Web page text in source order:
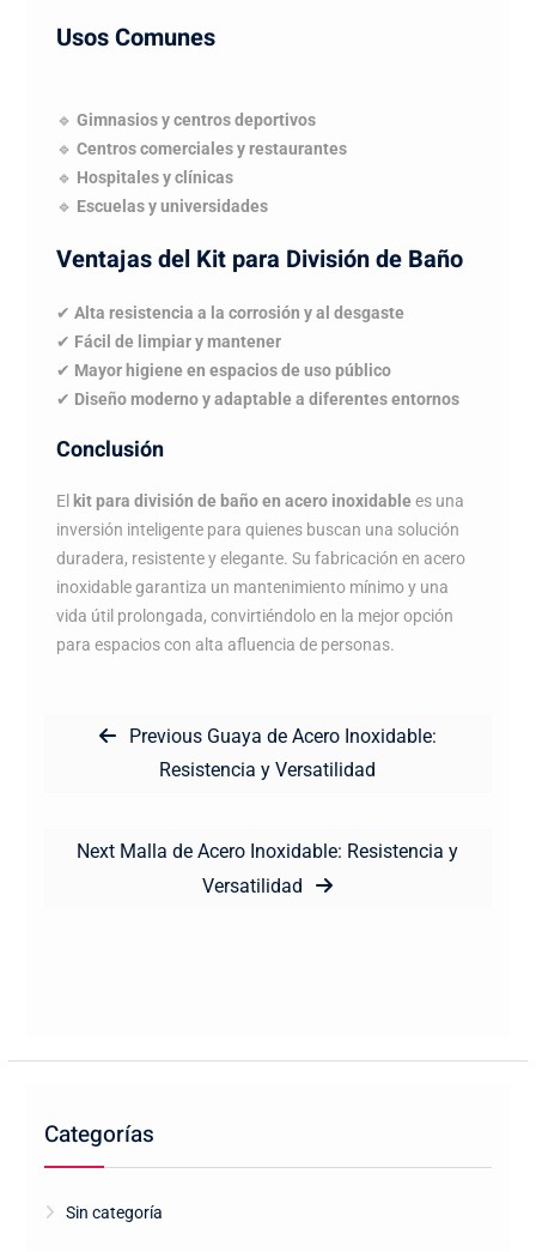
Usos Comunes
🔹 Gimnasios y centros deportivos
🔹 Centros comerciales y restaurantes
🔹 Hospitales y clínicas
🔹 Escuelas y universidades
Ventajas del Kit para División de Baño
✔ Alta resistencia a la corrosión y al desgaste
✔ Fácil de limpiar y mantener
✔ Mayor higiene en espacios de uso público
✔ Diseño moderno y adaptable a diferentes entornos
Conclusión
El kit para división de baño en acero inoxidable es una
inversión inteligente para quienes buscan una solución
duradera, resistente y elegante. Su fabricación en acero
inoxidable garantiza un mantenimiento mínimo y una
vida útil prolongada, convirtiéndolo en la mejor opción
para espacios con alta afluencia de personas.
Previous Previous
post:
Guaya de Acero Inoxidable:
Resistencia y Versatilidad
Next Next
Malla de Acero Inoxidable: Resistencia y
Versatilidad
Categorías
Sin categoría